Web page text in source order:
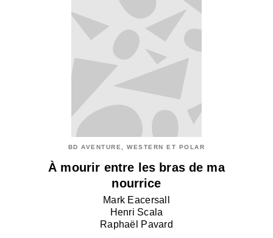
BD AVENTURE, WESTERN ET POLAR
À mourir entre les bras de ma
nourrice
Mark Eacersall
Henri Scala
Raphaël Pavard